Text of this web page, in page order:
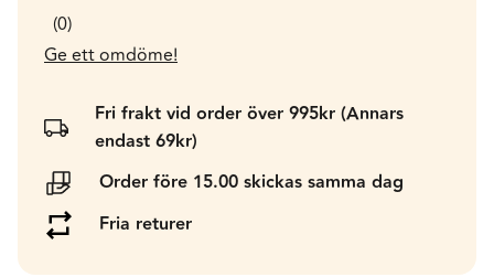
0
Ge ett omdöme!
Fri frakt vid order över 995kr (Annars
endast 69kr)
Order före 15.00 skickas samma dag
Fria returer